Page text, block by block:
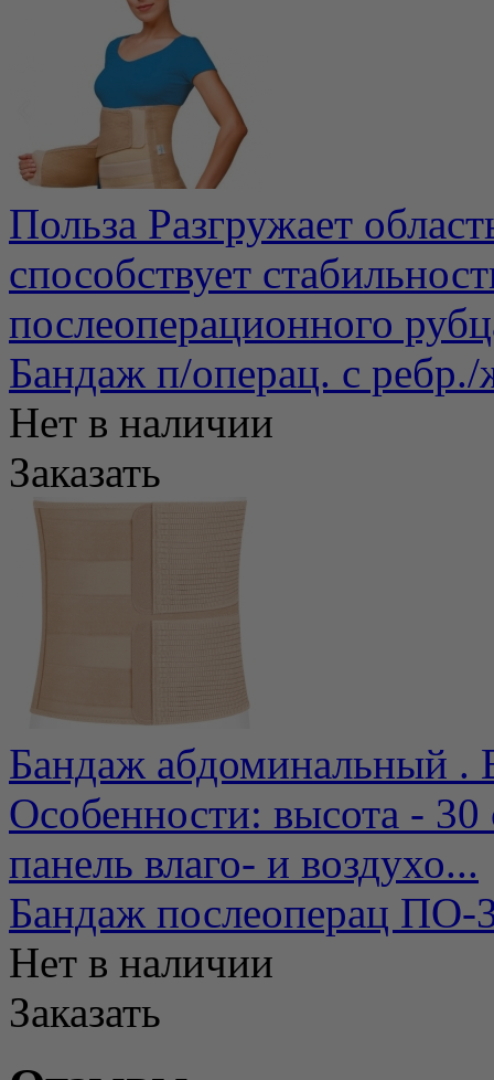
Польза Разгружает
способствует
послеоперационного
Бандаж п/операц. с
Нет в наличии
Заказать
Бандаж абдоминальный
Особенности: высота -
панель влаго- и воздухо...
Бандаж послеоперац ПО-
Нет в наличии
Заказать